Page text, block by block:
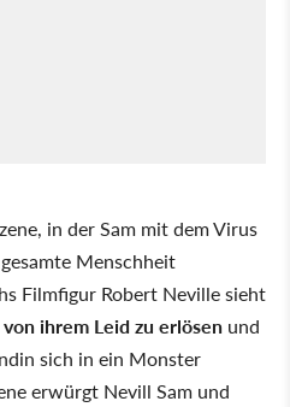
in der Sam mit dem Virus
Menschheit
Filmfigur Robert Neville sieht
von ihrem Leid zu erlösen und
sich in ein Monster
erwürgt Nevill Sam und